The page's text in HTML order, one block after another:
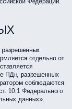
разрешенных
отдельно от
ПДн, разрешенных
соблюдаются
10.1 Федерального
данных».